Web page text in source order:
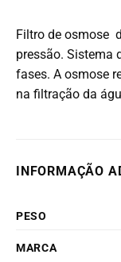
Filtro de osmose
pressão. Sistema
fases. A osmose
na filtração da
INFORMAÇÃO
PESO
MARCA